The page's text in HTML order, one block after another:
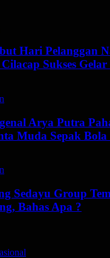
Hari Pelanggan
Sukses
Arya Putra
Muda Sepak
Sedayu Group
Bahas Apa ?